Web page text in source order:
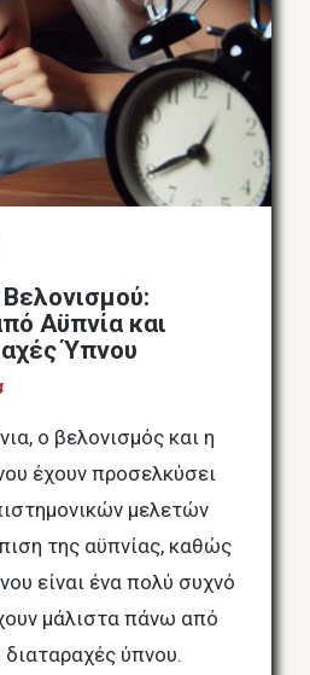
Αϋπνία και
Ύπνου
ο βελονισμός και η
έχουν προσελκύσει
μελετών
της αϋπνίας, καθώς
είναι ένα πολύ συχνό
μάλιστα πάνω από
ύπνου.